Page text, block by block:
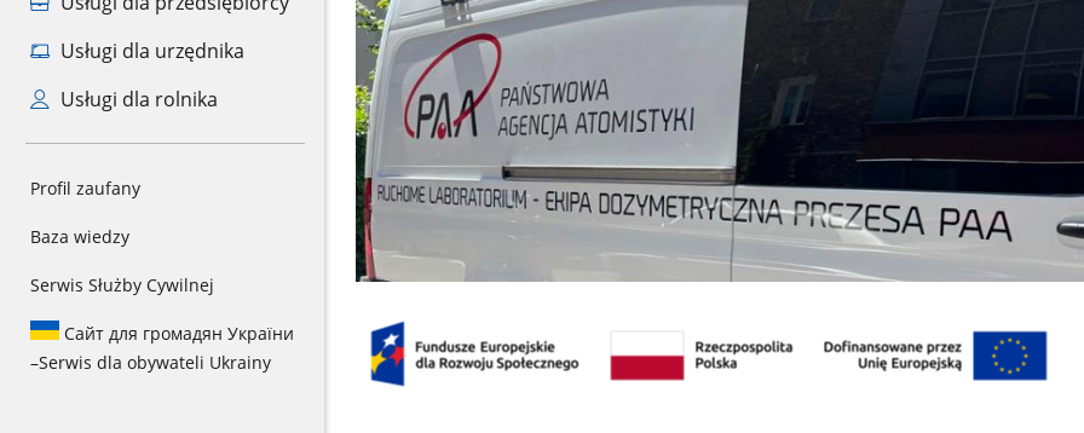
Usługi dla urzędnika
Usługi dla rolnika
Profil zaufany
Baza wiedzy
Serwis Służby Cywilnej
Сайт для громадян України
–Serwis dla obywateli Ukrainy